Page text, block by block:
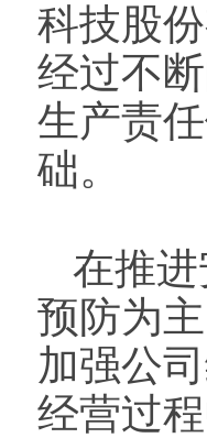
科技股
经过不
生产责
础。
在推
预防为
加强公
经营过